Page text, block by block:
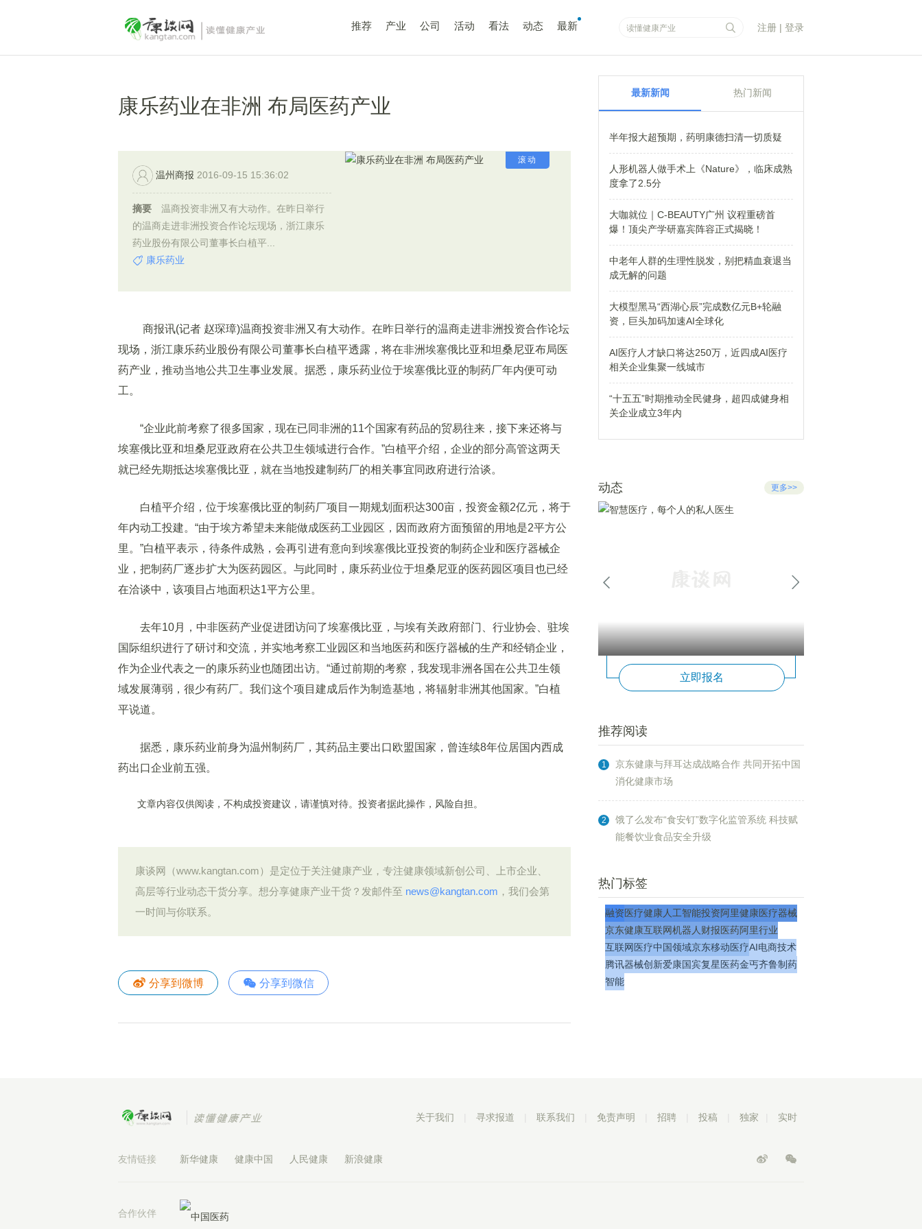
推荐 产业 公司 活动 看法 动态 最新 注册 | 登录
康乐药业在非洲 布局医药产业
滚动
温州商报 2016-09-15 15:36:02
摘要
温商投资非洲又有大动作。在昨日举行
的温商走进非洲投资合作论坛现场，浙江康乐
药业股份有限公司董事长白植平...
康乐药业
商报讯(记者 赵琛璋)温商投资非洲又有大动作。在昨日举行的温商走进非洲投资合作论坛
现场，浙江康乐药业股份有限公司董事长白植平透露，将在非洲埃塞俄比亚和坦桑尼亚布局医
药产业，推动当地公共卫生事业发展。据悉，康乐药业位于埃塞俄比亚的制药厂年内便可动
工。
“企业此前考察了很多国家，现在已同非洲的11个国家有药品的贸易往来，接下来还将与
埃塞俄比亚和坦桑尼亚政府在公共卫生领域进行合作。”白植平介绍，企业的部分高管这两天
就已经先期抵达埃塞俄比亚，就在当地投建制药厂的相关事宜同政府进行洽谈。
白植平介绍，位于埃塞俄比亚的制药厂项目一期规划面积达300亩，投资金额2亿元，将于
年内动工投建。“由于埃方希望未来能做成医药工业园区，因而政府方面预留的用地是2平方公
里。”白植平表示，待条件成熟，会再引进有意向到埃塞俄比亚投资的制药企业和医疗器械企
业，把制药厂逐步扩大为医药园区。与此同时，康乐药业位于坦桑尼亚的医药园区项目也已经
在洽谈中，该项目占地面积达1平方公里。
去年10月，中非医药产业促进团访问了埃塞俄比亚，与埃有关政府部门、行业协会、驻埃
国际组织进行了研讨和交流，并实地考察工业园区和当地医药和医疗器械的生产和经销企业，
作为企业代表之一的康乐药业也随团出访。“通过前期的考察，我发现非洲各国在公共卫生领
域发展薄弱，很少有药厂。我们这个项目建成后作为制造基地，将辐射非洲其他国家。”白植
平说道。
据悉，康乐药业前身为温州制药厂，其药品主要出口欧盟国家，曾连续8年位居国内西成
药出口企业前五强。
文章内容仅供阅读，不构成投资建议，请谨慎对待。投资者据此操作，风险自担。
康谈网（www.kangtan.com）是定位于关注健康产业，专注健康领域新创公司、上市企业、
高层等行业动态干货分享。想分享健康产业干货？发邮件至 news@kangtan.com ，我们会第
一时间与你联系。
分享到微博 分享到微信
最新新闻 热门新闻
半年报大超预期，药明康德扫清一切质疑
人形机器人做手术上《Nature》，临床成熟
度拿了2.5分
大咖就位｜C-BEAUTY广州 议程重磅首
爆！顶尖产学研嘉宾阵容正式揭晓！
中老年人群的生理性脱发，别把精血衰退当
成无解的问题
大模型黑马“西湖心辰”完成数亿元B+轮融
资，巨头加码加速AI全球化
AI医疗人才缺口将达250万，近四成AI医疗
相关企业集聚一线城市
“十五五”时期推动全民健身，超四成健身相
关企业成立3年内
动态 更多>>
立即报名
推荐阅读
1
京东健康与拜耳达成战略合作 共同开拓中国
消化健康市场
2
饿了么发布“食安钉”数字化监管系统 科技赋
能餐饮业食品安全升级
热门标签
融资医疗健康人工智能投资阿里健康医疗器械
京东健康互联网机器人 财报医药阿里行业
互联网医疗中国领域京东移动医疗AI电商技术
腾讯器械创新爱康国宾复星医药金丐齐鲁制药
智能
关于我们 寻求报道 联系我们 免责声明 招聘 投稿 独家 实时
友情链接 新华健康 健康中国 人民健康 新浪健康
合作伙伴